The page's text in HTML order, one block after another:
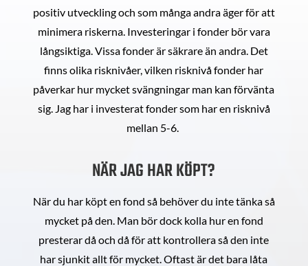
positiv utveckling och som många andra äger för att
minimera riskerna. Investeringar i fonder bör vara
långsiktiga. Vissa fonder är säkrare än andra. Det
finns olika risknivåer, vilken risknivå fonder har
påverkar hur mycket svängningar man kan förvänta
sig. Jag har i investerat fonder som har en risknivå
mellan 5-6.
NÄR JAG HAR KÖPT?
När du har köpt en fond så behöver du inte tänka så
mycket på den. Man bör dock kolla hur en fond
presterar då och då för att kontrollera så den inte
har sjunkit allt för mycket. Oftast är det bara låta